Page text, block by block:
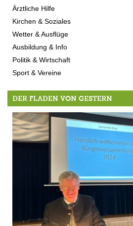
Ärztliche Hilfe
Kirchen & Soziales
Wetter & Ausflüge
Ausbildung & Info
Politik & Wirtschaft
Sport & Vereine
DER FLADEN VON GESTERN